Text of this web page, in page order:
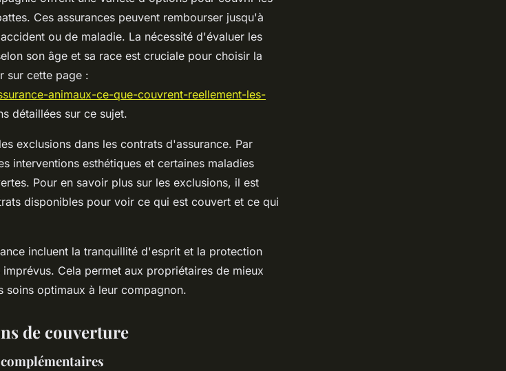
Ces assurances peuvent rembourser jusqu'à
ou de maladie. La nécessité d'évaluer les
son âge et sa race est cruciale pour choisir la
sur cette page :
animaux-ce-que-couvrent-reellement-les-
détaillées sur ce sujet.
exclusions dans les contrats d'assurance. Par
interventions esthétiques et certaines maladies
Pour en savoir plus sur les exclusions, il est
disponibles pour voir ce qui est couvert et ce qui
incluent la tranquillité d'esprit et la protection
Cela permet aux propriétaires de mieux
soins optimaux à leur compagnon.
de couverture